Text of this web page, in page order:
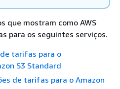
que mostram como AWS
para os seguintes serviços.
tarifas para o
S3 Standard
de tarifas para o Amazon